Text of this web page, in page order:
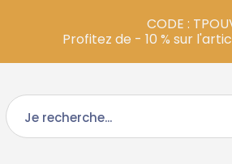
CODE :
Profitez de - 10 % sur